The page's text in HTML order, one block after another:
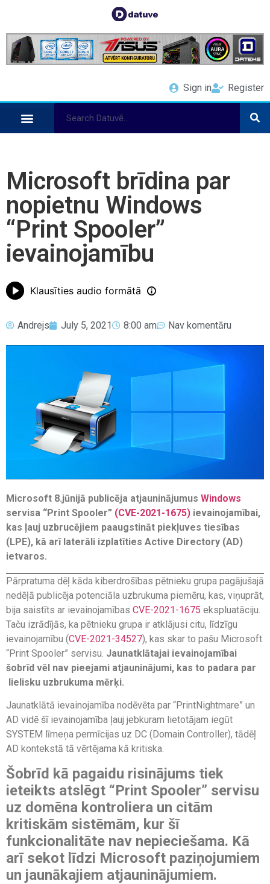
Sign in Register
Microsoft brīdina par
nopietnu Windows
“Print Spooler”
ievainojamību
Klausīties audio formātā
Andrejs July 5, 2021 8:00 am Nav komentāru
Microsoft 8.jūnijā publicēja atjauninājumus Windows
servisa “Print Spooler” (CVE-2021-1675) ievainojamībai,
kas ļauj uzbrucējiem paaugstināt piekļuves tiesības
(LPE), kā arī laterāli izplatīties Active Directory (AD)
ietvaros.
Pārpratuma dēļ kāda kiberdrošības pētnieku grupa pagājušajā
nedēļā publicēja potenciāla uzbrukuma piemēru, kas, viņuprāt,
bija saistīts ar ievainojamības CVE-2021-1675 ekspluatāciju.
Taču izrādījās, ka pētnieku grupa ir atklājusi citu, līdzīgu
ievainojamību (CVE-2021-34527), kas skar to pašu Microsoft
“Print Spooler” servisu. Jaunatklātajai ievainojamībai
šobrīd vēl nav pieejami atjauninājumi, kas to padara par
lielisku uzbrukuma mērķi.
Jaunatklātā ievainojamība nodēvēta par “PrintNightmare” un
AD vidē šī ievainojamība ļauj jebkuram lietotājam iegūt
SYSTEM līmeņa permīcijas uz DC (Domain Controller), tādēļ
AD kontekstā tā vērtējama kā kritiska.
Šobrīd kā pagaidu risinājums tiek
ieteikts atslēgt “Print Spooler” servisu
uz domēna kontroliera un citām
kritiskām sistēmām, kur šī
funkcionalitāte nav nepieciešama. Kā
arī sekot līdzi Microsoft paziņojumiem
un jaunākajiem atjauninājumiem.